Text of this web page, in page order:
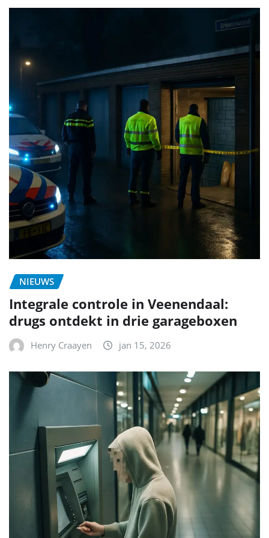
NIEUWS
Integrale controle in Veenendaal:
drugs ontdekt in drie garageboxen
Henry Craayen jan 15, 2026